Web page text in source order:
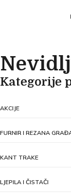
Kategorije
AKCIJE
FURNIR I REZANA
KANT TRAKE
LJEPILA I ČISTAČI